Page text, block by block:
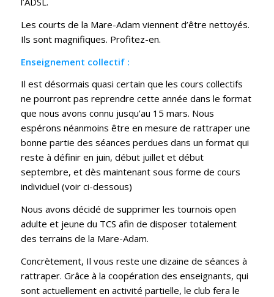
Les courts de la Mare-Adam viennent d’être nettoyés.
Ils sont magnifiques. Profitez-en.
Enseignement collectif :
Il est désormais quasi certain que les cours collectifs
ne pourront pas reprendre cette année dans le format
que nous avons connu jusqu’au 15 mars. Nous
espérons néanmoins être en mesure de rattraper une
bonne partie des séances perdues dans un format qui
reste à définir en juin, début juillet et début
septembre, et dès maintenant sous forme de cours
individuel (voir ci-dessous)
Nous avons décidé de supprimer les tournois open
adulte et jeune du TCS afin de disposer totalement
des terrains de la Mare-Adam.
Concrètement, Il vous reste une dizaine de séances à
rattraper. Grâce à la coopération des enseignants, qui
sont actuellement en activité partielle, le club fera le